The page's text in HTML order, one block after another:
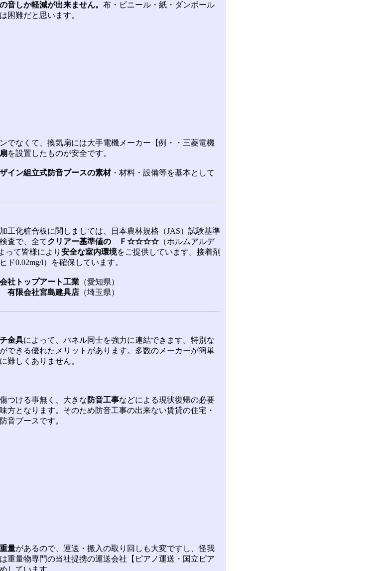
音しか軽減が出来ません。 布・ビニール・紙・ダンボール
困難だと思います。
でなくて、換気扇には大手電機メーカー【例・・三菱電機
を設置したものが安全です。
イン組立式防音ブースの素材・材料・設備等を基本として
工化粧合板に関しましては、日本農林規格（JAS）試験基準
査で、全てクリアー基準値の Ｆ☆☆☆☆ （ホルムアルデ
って皆様により 安全な室内環境をご提供しています。接着剤
0.02mg/l）を確保しています。
社トップアート工業 （愛知県）
有限会社宮島建具店 （埼玉県）
金具によって、パネル同士を強力に連結できます。特別な
できる優れたメリットがあります。多数のメーカーが簡単
難しくありません。
つける事無く、大きな 防音工事などによる現状復帰の必要
方となります。そのため防音工事の出来ない賃貸の住宅・
音ブースです。
量があるので、運送・搬入の取り回しも大変ですし、怪我
重量物専門の当社提携の運送会社【ピアノ運送・国立ピア
しています。